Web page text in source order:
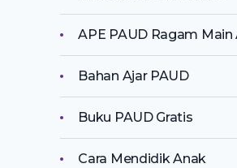
APE PAUD Ragam Main
Bahan Ajar PAUD
Buku PAUD Gratis
Cara Mendidik Anak